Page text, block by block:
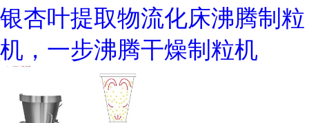
银杏叶提取物流化床沸腾制粒
机，一步沸腾干燥制粒机